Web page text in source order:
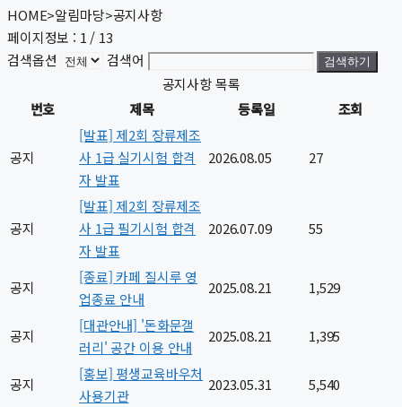
HOME>알림마당>공지사항
페이지정보 : 1 / 13
검색옵션
검색어 검색하기
공지사항 목록
번호
제목 등록일 조회
공지
[발표] 제2회 장류제조
사 1급 실기시험 합격
자 발표
2026.08.05 27
공지
[발표] 제2회 장류제조
사 1급 필기시험 합격
자 발표
2026.07.09 55
공지
[종료] 카페 질시루 영
업종료 안내
2025.08.21 1,529
공지
[대관안내] '돈화문갤
러리' 공간 이용 안내
2025.08.21 1,395
공지
[홍보] 평생교육바우처
사용기관
2023.05.31 5,540